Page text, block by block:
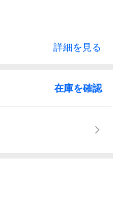
詳細を見る
在庫を確認